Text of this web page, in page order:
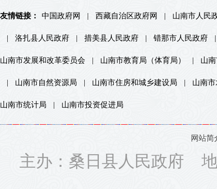
友情链接： 中国政府网 | 西藏自治区政府网 | 山南市人民
| 洛扎县人民政府 | 措美县人民政府 | 错那市人民政府 |
山南市发展和改革委员会 | 山南市教育局（体育局） | 山
| 山南市自然资源局 | 山南市住房和城乡建设局 | 山南
山南市统计局 | 山南市投资促进局
网站简
主办：桑日县人民政府